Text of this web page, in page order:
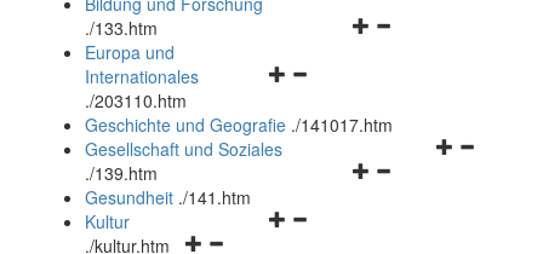
Navigationsmenü
./133.htm
Navigationsmenü
und
schließen
Europa und
Internationales
./203110.htm
Geschichte und Geografie ./141017.htm
Navigationsmenü
Gesellschaft und Soziales
./139.htm
Navigationsmenü
Gesundheit ./141.htm
Navigationsmenü
Kultur
./kultur.htm